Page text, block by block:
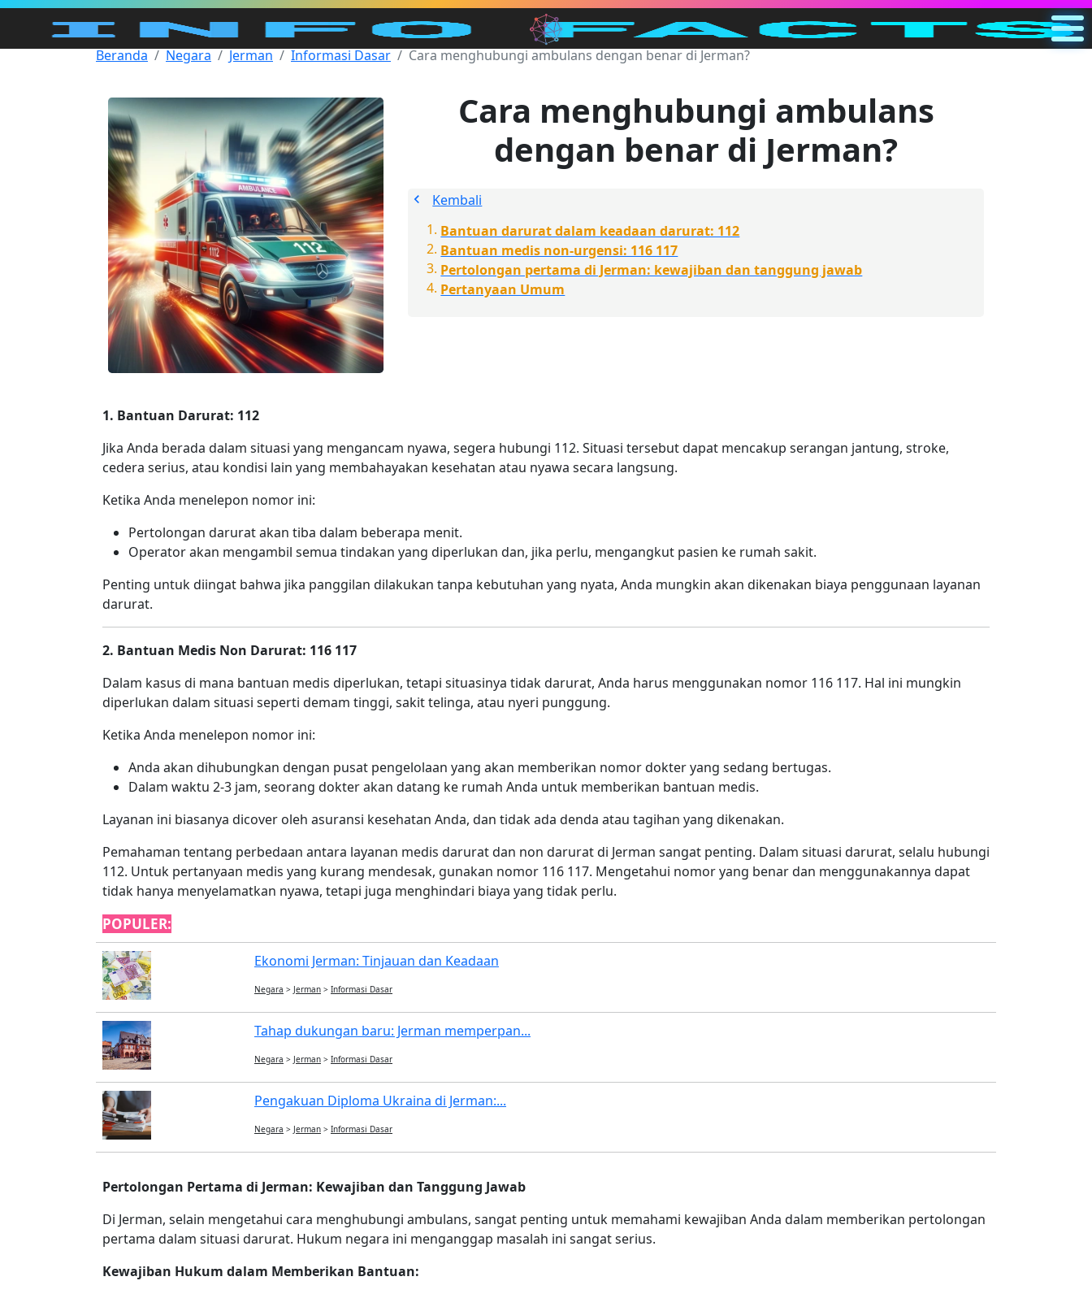
Cari
Kategori
Beranda Negara Jerman Informasi Dasar Cara menghubungi ambulans dengan benar di Jerman?
Cara menghubungi ambulans
dengan benar di Jerman?
Kembali
Bantuan darurat dalam keadaan darurat: 112
Bantuan medis non-urgensi: 116 117
Pertolongan pertama di Jerman: kewajiban dan tanggung jawab
Pertanyaan Umum
1. Bantuan Darurat: 112
Jika Anda berada dalam situasi yang mengancam nyawa, segera hubungi 112. Situasi tersebut dapat mencakup serangan jantung, stroke,
cedera serius, atau kondisi lain yang membahayakan kesehatan atau nyawa secara langsung.
Ketika Anda menelepon nomor ini:
Pertolongan darurat akan tiba dalam beberapa menit.
Operator akan mengambil semua tindakan yang diperlukan dan, jika perlu, mengangkut pasien ke rumah sakit.
Penting untuk diingat bahwa jika panggilan dilakukan tanpa kebutuhan yang nyata, Anda mungkin akan dikenakan biaya penggunaan layanan
darurat.
2. Bantuan Medis Non Darurat: 116 117
Dalam kasus di mana bantuan medis diperlukan, tetapi situasinya tidak darurat, Anda harus menggunakan nomor 116 117. Hal ini mungkin
diperlukan dalam situasi seperti demam tinggi, sakit telinga, atau nyeri punggung.
Ketika Anda menelepon nomor ini:
Anda akan dihubungkan dengan pusat pengelolaan yang akan memberikan nomor dokter yang sedang bertugas.
Dalam waktu 2-3 jam, seorang dokter akan datang ke rumah Anda untuk memberikan bantuan medis.
Layanan ini biasanya dicover oleh asuransi kesehatan Anda, dan tidak ada denda atau tagihan yang dikenakan.
Pemahaman tentang perbedaan antara layanan medis darurat dan non darurat di Jerman sangat penting. Dalam situasi darurat, selalu hubungi
112. Untuk pertanyaan medis yang kurang mendesak, gunakan nomor 116 117. Mengetahui nomor yang benar dan menggunakannya dapat
tidak hanya menyelamatkan nyawa, tetapi juga menghindari biaya yang tidak perlu.
POPULER:
Ekonomi Jerman: Tinjauan dan Keadaan
Negara > Jerman > Informasi Dasar
Tahap dukungan baru: Jerman memperpan...
Negara > Jerman > Informasi Dasar
Pengakuan Diploma Ukraina di Jerman:...
Negara > Jerman > Informasi Dasar
Pertolongan Pertama di Jerman: Kewajiban dan Tanggung Jawab
Di Jerman, selain mengetahui cara menghubungi ambulans, sangat penting untuk memahami kewajiban Anda dalam memberikan pertolongan
pertama dalam situasi darurat. Hukum negara ini menganggap masalah ini sangat serius.
Kewajiban Hukum dalam Memberikan Bantuan: